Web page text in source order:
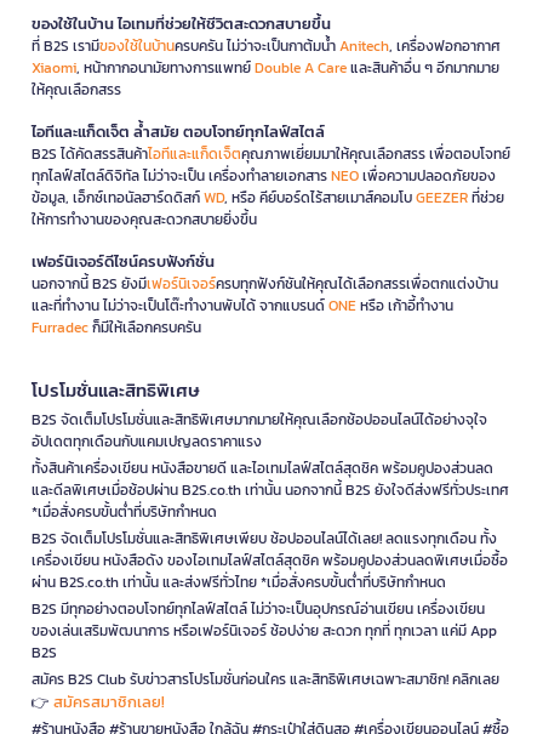
ของใช้ในบ้าน ไอเทมที่ช่วยให้ชีวิตสะดวกสบายขึ้น
ที่ B2S เรามีของใช้ในบ้านครบครัน ไม่ว่าจะเป็นกาต้มน้ำAnitech, เครื่องฟอกอากาศ
Xiaomi, หน้ากากอนามัยทางการแพทย์Double A Careและสินค้าอื่น ๆ อีกมากมาย
ให้คุณเลือกสรร
ไอทีและแก็ดเจ็ต ล้ำสมัย ตอบโจทย์ทุกไลฟ์สไตล์
B2S ได้คัดสรรสินค้าไอทีและแก็ดเจ็ตคุณภาพเยี่ยมมาให้คุณเลือกสรร เพื่อตอบโจทย์
ทุกไลฟ์สไตล์ดิจิทัล ไม่ว่าจะเป็น เครื่องทำลายเอกสารNEOเพื่อความปลอดภัยของ
ข้อมูล, เอ็กซ์เทอนัลฮาร์ดดิสก์WD, หรือ คีย์บอร์ดไร้สายเมาส์คอมโบGEEZERที่ช่วย
ให้การทำงานของคุณสะดวกสบายยิ่งขึ้น
เฟอร์นิเจอร์ดีไซน์ครบฟังก์ชั่น
นอกจากนี้ B2S ยังมีเฟอร์นิเจอร์ครบทุกฟังก์ชันให้คุณได้เลือกสรรเพื่อตกแต่งบ้าน
และที่ทำงาน ไม่ว่าจะเป็นโต๊ะทำงานพับได้ จากแบรนด์ONEหรือ เก้าอี้ทำงาน
Furradecก็มีให้เลือกครบครัน
โปรโมชั่นและสิทธิพิเศษ
B2S จัดเต็มโปรโมชั่นและสิทธิพิเศษมากมายให้คุณเลือกช้อปออนไลน์ได้อย่างจุใจ
อัปเดตทุกเดือนกับแคมเปญลดราคาแรง
ทั้งสินค้าเครื่องเขียน หนังสือขายดี และไอเทมไลฟ์สไตล์สุดชิค พร้อมคูปองส่วนลด
และดีลพิเศษเมื่อช้อปผ่าน B2S.co.th เท่านั้น นอกจากนี้ B2S ยังใจดีส่งฟรีทั่วประเทศ
*เมื่อสั่งครบขั้นต่ำที่บริษัทกำหนด
B2S จัดเต็มโปรโมชั่นและสิทธิพิเศษเพียบ ช้อปออนไลน์ได้เลย! ลดแรงทุกเดือน ทั้ง
เครื่องเขียน หนังสือดัง ของไอเทมไลฟ์สไตล์สุดชิค พร้อมคูปองส่วนลดพิเศษเมื่อซื้อ
ผ่าน B2S.co.th เท่านั้น และส่งฟรีทั่วไทย *เมื่อสั่งครบขั้นต่ำที่บริษัทกำหนด
B2S มีทุกอย่างตอบโจทย์ทุกไลฟ์สไตล์ ไม่ว่าจะเป็นอุปกรณ์อ่านเขียน เครื่องเขียน
ของเล่นเสริมพัฒนาการ หรือเฟอร์นิเจอร์ ช้อปง่าย สะดวก ทุกที่ ทุกเวลา แค่มี App
B2S
สมัคร B2S Club รับข่าวสารโปรโมชั่นก่อนใคร และสิทธิพิเศษเฉพาะสมาชิก! คลิกเลย
👉 สมัครสมาชิกเลย!
#ร้านหนังสือ #ร้านขายหนังสือ ใกล้ฉัน #กระเป๋าใส่ดินสอ #เครื่องเขียนออนไลน์ #ซื้อ